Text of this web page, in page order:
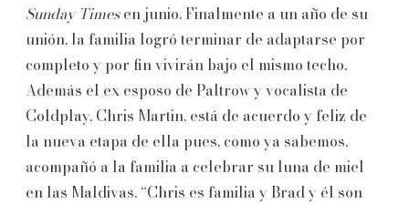
Sunday Timesen junio. Finalmente a un año de su
unión, la familia logró terminar de adaptarse por
completo y por fin vivirán bajo el mismo techo.
Además el ex esposo de Paltrow y vocalista de
Coldplay, Chris Martin, está de acuerdo y feliz de
la nueva etapa de ella pues, como ya sabemos,
acompañó a la familia a celebrar su luna de miel
en las Maldivas. “Chris es familia y Brad y él son